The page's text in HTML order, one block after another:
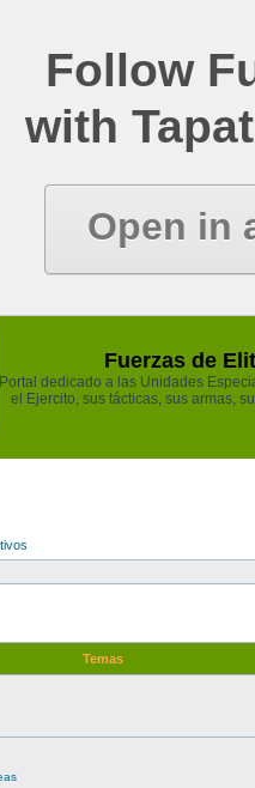
Follow
with
Open in
Fuerzas de
Portal dedicado a las Unidades
el Ejercito, sus tácticas, sus armas,
Temas